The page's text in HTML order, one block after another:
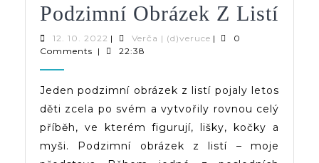
Podzimní Obrázek Z Listí
–
12. 10. 2022 12.
10.
| Verča | (d)veruceVerča
|
0
Comments | 22:38
Jeden podzimní obrázek z listí pojaly letos
děti zcela po svém a vytvořily rovnou celý
příběh, ve kterém figurují, lišky, kočky a
myši. Podzimní obrázek z listí – moje